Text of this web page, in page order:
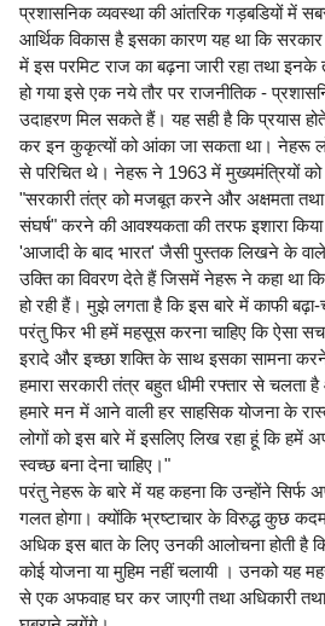
प्रशासनिक व्यवस्था की आंतरिक गड़बडियों में
आर्थिक विकास है इसका कारण यह था कि
में इस परमिट राज का बढ़ना जारी रहा तथा इनके
हो गया इसे एक नये तौर पर राजनीतिक -
उदाहरण मिल सकते हैं। यह सही है कि प्रयास होते
कर इन कुकृत्यों को आंका जा सकता था। नेहरू
से परिचित थे। नेहरू ने 1963 में मुख्यमंत्रियों
"सरकारी तंत्र को मजबूत करने और अक्षमता
संघर्ष" करने की आवश्यकता की तरफ इशारा
'आजादी के बाद भारत' जैसी पुस्तक लिखने के
उक्ति का विवरण देते हैं जिसमें नेहरू ने कहा था कि
हो रही हैं। मुझे लगता है कि इस बारे में काफी
परंतु फिर भी हमें महसूस करना चाहिए कि ऐसा
इरादे और इच्छा शक्ति के साथ इसका सामना करने
हमारा सरकारी तंत्र बहुत धीमी रफ्तार से
हमारे मन में आने वाली हर साहसिक योजना के
लोगों को इस बारे में इसलिए लिख रहा हूं कि हमें
स्वच्छ बना देना चाहिए।"
परंतु नेहरू के बारे में यह कहना कि उन्होंने सिर्फ
गलत होगा। क्योंकि भ्रष्टाचार के विरुद्ध कुछ
अधिक इस बात के लिए उनकी आलोचना होती है
कोई योजना या मुहिम नहीं चलायी । उनको यह
से एक अफवाह घर कर जाएगी तथा अधिकारी